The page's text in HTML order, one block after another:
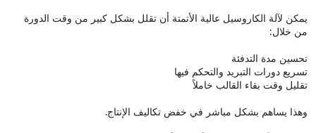
يمكن لآلة الكاروسيل عالية الأتمتة أن تقلل بشكل كبير من وقت الدورة
من خلال:
تحسين مدة التدفئة
تسريع دورات التبريد والتحكم فيها
تقليل وقت بقاء القالب خاملاً
وهذا يساهم بشكل مباشر في خفض تكاليف الإنتاج.